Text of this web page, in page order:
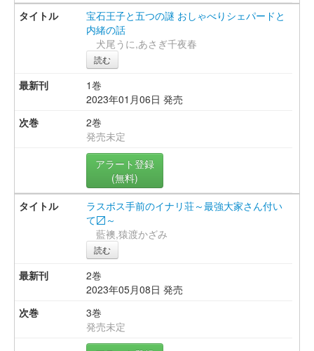
宝石王子と五つの謎 おしゃべりシェパードと
内緒の話
犬尾うに,あさぎ千夜春
読む
1巻
2023年01月06日 発売
2巻
発売未定
アラート登録
(無料)
ラスボス手前のイナリ荘～最強大家さん付い
て〼～
藍襖,猿渡かざみ
読む
2巻
2023年05月08日 発売
3巻
発売未定